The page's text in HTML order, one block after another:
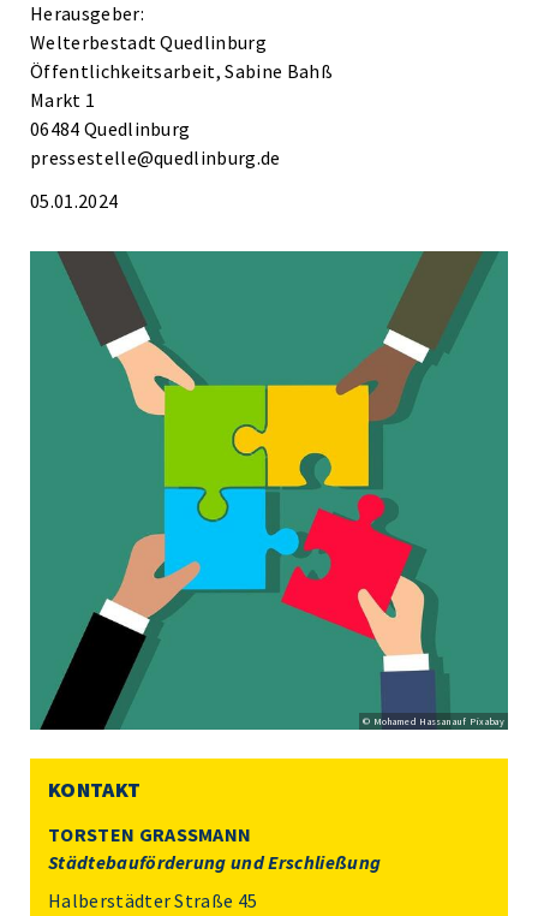
Herausgeber:
Welterbestadt Quedlinburg
Öffentlichkeitsarbeit, Sabine Bahß
Markt 1
06484 Quedlinburg
pressestelle@quedlinburg.de
05.01.2024
© Mohamed Hassan auf Pixabay
KONTAKT
TORSTEN GRASSMANN
Städtebauförderung und Erschließung
Halberstädter Straße 45